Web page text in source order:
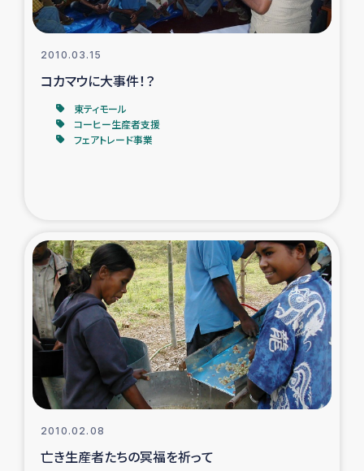
2010.03.15
コカマウに大事件！？
東ティモール
コーヒー生産者支援
フェアトレード事業
2010.02.08
亡き生産者たちの冥福を祈って